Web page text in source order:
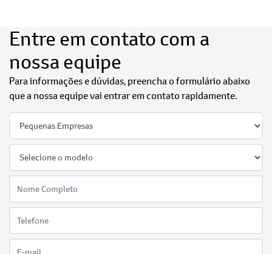
Entre em contato com a
nossa equipe
Para informações e dúvidas, preencha o formulário abaixo
que a nossa equipe vai entrar em contato rapidamente.